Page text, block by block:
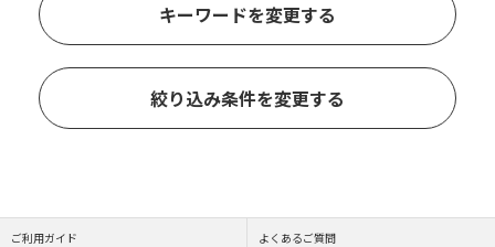
キーワードを変更する
絞り込み条件を変更する
ご利用ガイド よくあるご質問